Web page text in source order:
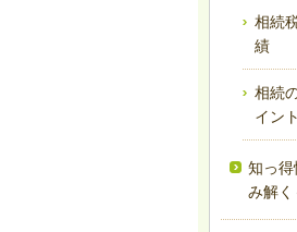
相続
績
相続
イント
知っ得
み解く